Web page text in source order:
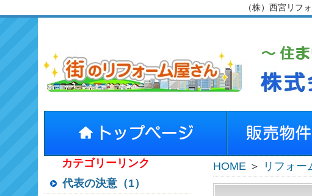
（株）西宮リフ
HOME ＞ リフォー
カテゴリーリンク
代表の決意（1）